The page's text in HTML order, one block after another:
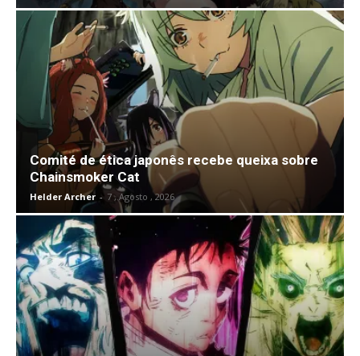
Comité de ética japonês recebe queixa sobre
Chainsmoker Cat
Helder Archer - 7 , Agosto , 2026